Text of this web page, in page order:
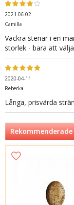
2021-06-02
Camilla
Vackra stenar i en
storlek - bara att
2020-04-11
Rebecka
Långa, prisvärda